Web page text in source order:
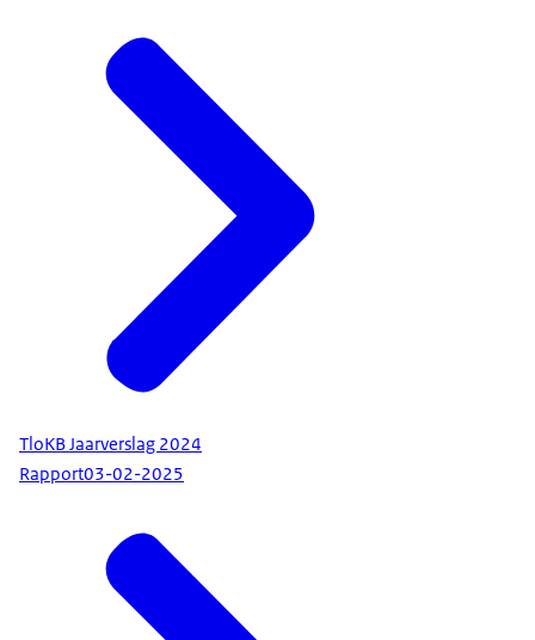
TloKB Jaarverslag 2024
Rapport03-02-2025